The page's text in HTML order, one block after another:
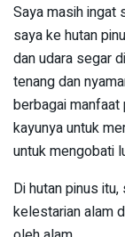
Saya masih ingat
saya ke hutan
dan udara segar
tenang dan
berbagai manfaat
kayunya untuk
untuk mengobati
Di hutan pinus
kelestarian alam